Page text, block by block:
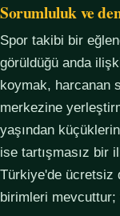
Sorumluluk ve
Spor takibi bir
görüldüğü anda
koymak, harcanan
merkezine
yaşından
ise tartışmasız bir
Türkiye'de ücretsiz
birimleri mevcuttur;